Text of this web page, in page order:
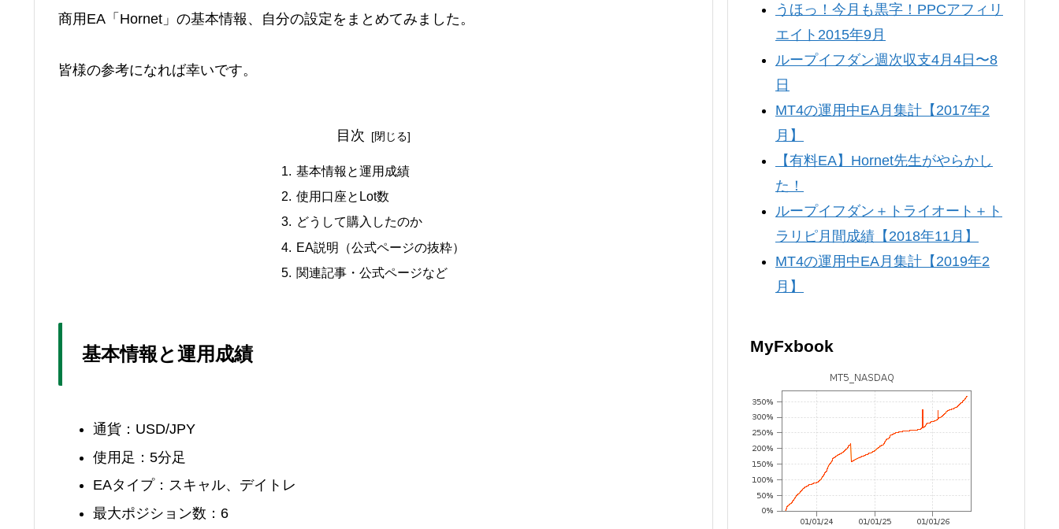
商用EA「Hornet」の基本情報、自分の設定をまとめてみました。
皆様の参考になれば幸いです。
目次
基本情報と運用成績
使用口座とLot数
どうして購入したのか
EA説明（公式ページの抜粋）
関連記事・公式ページなど
基本情報と運用成績
通貨：USD/JPY
使用足：5分足
EAタイプ：スキャル、デイトレ
最大ポジション数：6
うほっ！今月も黒字！PPCアフィリ
エイト2015年9月
ループイフダン週次収支4月4日〜8
日
MT4の運用中EA月集計【2017年2
月】
【有料EA】Hornet先生がやらかし
た！
ループイフダン＋トライオート＋ト
ラリピ月間成績【2018年11月】
MT4の運用中EA月集計【2019年2
月】
MyFxbook